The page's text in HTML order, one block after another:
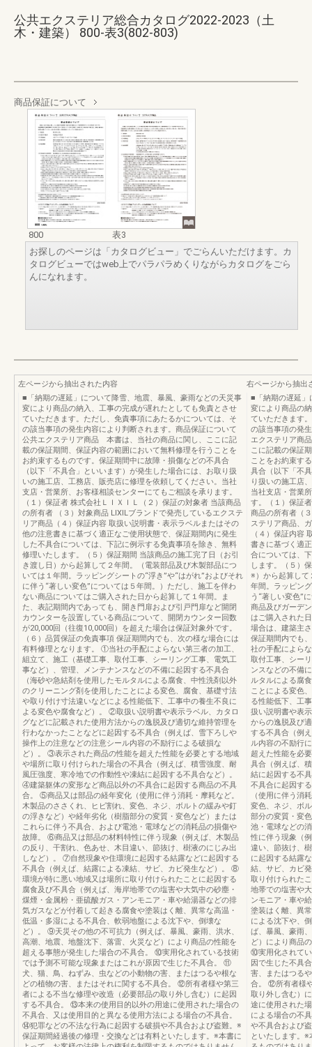
公共エクステリア総合カタログ2022-2023（土
木・建築） 800-表3(802-803)
商品保証について
800
表3
お探しのページは「カタログビュー」でごらんいただけます。カ
タログビューではweb上でパラパラめくりながらカタログをごら
んになれます。
左ページから抽出された内容
■「納期の遅延」について降雪、地震、暴風、豪雨などの天災事
変により商品の納入、工事の完成が遅れたとしても免責とさせ
ていただきます。ただし、免責事項にあたるかについては、そ
の該当事項の発生内容により判断されます。商品保証について
公共エクステリア商品 本書は、当社の商品に関し、ここに記
載の保証期間、保証内容の範囲において無料修理を行うことを
お約束するものです。保証期間中に故障・損傷などの不具合
（以下「不具合」といいます）が発生した場合には、お取り扱
いの施工店、工務店、販売店に修理を依頼してください。当社
支店・営業所、お客様相談センターにてもご相談を承ります。
（１）保証者 株式会社ＬＩＸＩＬ（２）保証の対象者 当該商品
の所有者 （３）対象商品 LIXILブランドで発売しているエクステ
リア商品（４）保証内容 取扱い説明書・表示ラベルまたはその
他の注意書きに基づく適正なご使用状態で、保証期間内に発生
した不具合については、下記に例示する免責事項を除き、無料
修理いたします。（５）保証期間 当該商品の施工完了日（お引
き渡し日）から起算して２年間。（電装部品及び木製部品につ
いては１年間。ラッピングシートの“浮き”や“はがれ”およびそれ
に伴う“著しい変色”については５年間。）ただし、施工を伴わ
ない商品についてはご購入された日から起算して１年間。ま
た、表記期間内であっても、開き門扉および引戸門扉など開閉
カウンターを設置している商品について、開閉カウンター回数
が20,000回（往復10,000回）を超えた場合は保証対象外です。
（６）品質保証の免責事項 保証期間内でも、次の様な場合には
有料修理となります。 ①当社の手配によらない第三者の加工、
組立て、施工（基礎工事、取付工事、シーリング工事、電気工
事など）、管理、メンテナンスなどの不備に起因する不具合
（海砂や急結剤を使用したモルタルによる腐食、中性洗剤以外
のクリーニング剤を使用したことによる変色、腐食、基礎寸法
や取り付け寸法違いなどによる性能低下、工事中の養生不良に
よる変色や腐食など）。 ②取扱い説明書や表示ラベル、カタロ
グなどに記載された使用方法からの逸脱及び適切な維持管理を
行わなかったことなどに起因する不具合（例えば、雪下ろしや
操作上の注意などの注意シール内容の不励行による破損な
ど）。 ③表示された商品の性能を超えた性能を必要とする地域
や場所に取り付けられた場合の不具合（例えば、積雪強度、耐
風圧強度、寒冷地での作動性や凍結に起因する不具合など）。
④建築躯体の変形など商品以外の不具合に起因する商品の不具
合。 ⑤商品又は部品の経年変化（使用に伴う消耗・摩耗など。
木製品のささくれ、ヒビ割れ、変色、ネジ、ボルトの緩みや釘
の浮きなど）や経年劣化（樹脂部分の変質・変色など）または
これらに伴う不具合、および電池・電球などの消耗品の損傷や
故障。 ⑥商品又は部品の材料特性に伴う現象（例えば、木製品
の反り、干割れ、色あせ、木目違い、節抜け、樹液のにじみ出
しなど）。 ⑦自然現象や住環境に起因する結露などに起因する
不具合（例えば、結露による凍結、サビ、カビ発生など）。 ⑧
環境が特に悪い地域又は場所に取り付けられたことに起因する
腐食及び不具合（例えば、海岸地帯での塩害や大気中の砂塵・
煤煙・金属粉・亜硫酸ガス・アンモニア・車や給湯器などの排
気ガスなどが付着して起きる腐食や塗装はく離、異常な高温・
低温・多湿による不具合、軟弱地盤による沈下や、倒壊な
ど）。 ⑨天災その他の不可抗力（例えば、暴風、豪雨、洪水、
高潮、地震、地盤沈下、落雷、火災など）により商品の性能を
超える事態が発生した場合の不具合。 ⑩実用化されている技術
では予測不可能な現象またはこれが原因で生じた不具合。 ⑪
犬、猫、鳥、ねずみ、虫などの小動物の害、またはつるや根な
どの植物の害、またはそれに関する不具合。 ⑫所有者様や第三
者による不当な修理や改造（必要部品の取り外し含む）に起因
する不具合。 ⑬本来の使用目的以外の用途に使用された場合の
不具合、又は使用目的と異なる使用方法による場合の不具合。
⑭犯罪などの不法な行為に起因する破損や不具合および盗難。※
保証期間経過後の修理・交換などは有料といたします。※本書に
右ページから抽出
■「納期の遅延」
変により商品の
ていただきます
の該当事項の発
エクステリア商
こに記載の保証
ことをお約束す
具合（以下「不
り扱いの施工店
当社支店・営業
す。（１）保証
商品の所有者（
ステリア商品、
（４）保証内容
書きに基づく適
合については、
します。（５）
※）から起算して
年間。ラッピン
う“著しい変色”
商品及びガーデ
はご購入された
場合は、建築主
保証期間内でも
社の手配によら
取付工事、シー
ンスなどの不備
ルタルによる腐
ことによる変色
る性能低下、工
扱い説明書や表
からの逸脱及び
する不具合（例
ル内容の不励行
超えた性能を必
具合（例えば、
結に起因する不
不具合に起因す
（使用に伴う消
変色、ネジ、ボ
部分の変質・変
池・電球などの
性に伴う現象（
違い、節抜け、
に起因する結露
結、サビ、カビ
取り付けられた
地帯での塩害や
ンモニア・車や
塗装はく離、異
による沈下や、
ば、暴風、豪雨
ど）により商品
⑩実用化されて
因で生じた不具
害、またはつる
合。 ⑫所有者様
取り外し含む）
途に使用された
による場合の不
や不具合および
といたします。